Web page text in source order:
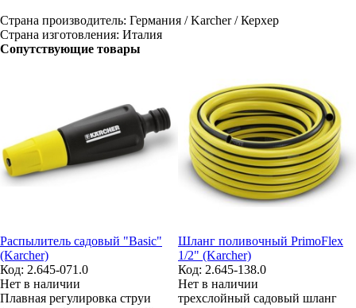
Страна производитель: Германия / Karcher / Керхер
Страна изготовления: Италия
Сопутствующие товары
Распылитель садовый "Basic"
(Karcher)
Код: 2.645-071.0
Нет в наличии
Плавная регулировка струи
Шланг поливочный PrimoFlex
1/2" (Karcher)
Код: 2.645-138.0
Нет в наличии
трехслойный садовый шланг